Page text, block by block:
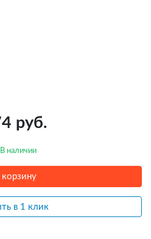
руб.
В наличии
корзину
в 1 клик